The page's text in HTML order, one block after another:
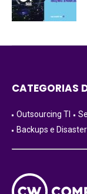
CATEGORIAS
Outsourcing TI
Backups e